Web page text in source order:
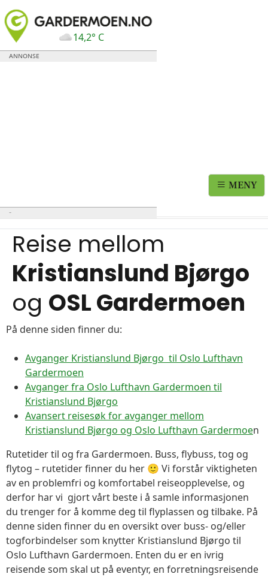
14,2° C
MENY
Reise mellom
Kristianslund Bjørgo
og OSL Gardermoen
På denne siden finner du:
Avganger Kristianslund Bjørgo til Oslo Lufthavn
Gardermoen
Avganger fra Oslo Lufthavn Gardermoen til
Kristianslund Bjørgo
Avansert reisesøk for avganger mellom
Kristianslund Bjørgo og Oslo Lufthavn Gardermoen
Rutetider til og fra Gardermoen. Buss, flybuss, tog og
flytog – rutetider finner du her 🙂 Vi forstår viktigheten
av en problemfri og komfortabel reiseopplevelse, og
derfor har vi gjort vårt beste i å samle informasjonen
du trenger for å komme deg til flyplassen og tilbake. På
denne siden finner du en oversikt over buss- og/eller
togforbindelser som knytter Kristianslund Bjørgo til
Oslo Lufthavn Gardermoen. Enten du er en ivrig
reisende som skal ut på eventyr, en forretningsreisende